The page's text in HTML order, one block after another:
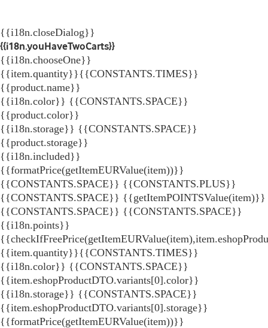
{{i18n.closeDialog}}
{{i18n.youHaveTwoCarts}}
{{i18n.chooseOne}}
{{item.quantity}}{{CONSTANTS.TIMES}}
{{product.name}}
{{i18n.color}} {{CONSTANTS.SPACE}}
{{product.color}}
{{i18n.storage}} {{CONSTANTS.SPACE}}
{{product.storage}}
{{i18n.included}}
{{formatPrice(getItemEURValue(item))}}
{{CONSTANTS.SPACE}} {{CONSTANTS.PLUS}}
{{CONSTANTS.SPACE}} {{getItemPOINTSValue(item)}}
{{CONSTANTS.SPACE}} {{CONSTANTS.SPACE}}
{{i18n.points}}
{{item.quantity}}{{CONSTANTS.TIMES}}
{{i18n.color}} {{CONSTANTS.SPACE}}
{{item.eshopProductDTO.variants[0].color}}
{{i18n.storage}} {{CONSTANTS.SPACE}}
{{item.eshopProductDTO.variants[0].storage}}
{{formatPrice(getItemEURValue(item))}}